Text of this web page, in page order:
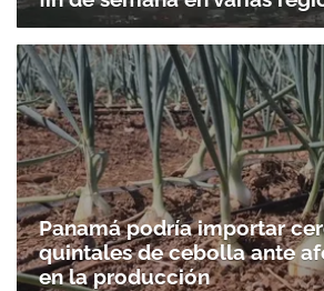
Panamá podría importar
quintales de cebolla ante
en la producción